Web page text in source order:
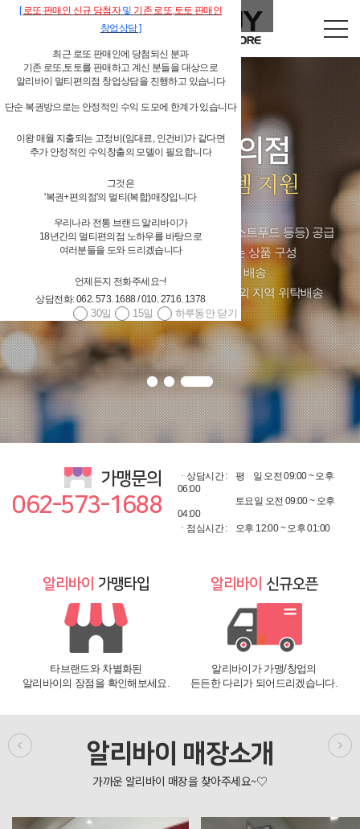
독립형 개인 편의점
알리바이 물류시스템 지원
4,000여 편의점상품(상온상품,저온상품,페스트푸드 등등) 공급
대기업 편의점체인과 경쟁할 수 있는 상품 구성
당일발주 → 당일배송 / 주 6회 배송
광주광역시/전남 알리바이 직접 배송, 그 외 지역 위탁배송
가맹문의
062-573-1688
ㆍ상담시간 : 평
일 오전 09:00 ~ 오후
06:00
토요일 오전 09:00 ~ 오후
04:00
ㆍ점심시간 :
오후 12:00 ~ 오후 01:00
알리바이 가맹타입
타브랜드와 차별화된
알리바이의 장점을 확인해보세요.
알리바이 신규오픈
알리바이가 가맹/창업의
든든한 다리가 되어드리겠습니다.
알리바이 매장소개
[로또 판매인 신규 당첨자및 기존 로또,토토 판매인
창업상담]
최근 로또 판매인에 당첨되신 분과
기존 로또,토토를 판매하고 계신 분들을 대상으로
알리바이 멀티편의점 창업상담을 진행하고 있습니다
단순 복권방으로는 안정적인 수익 도모에 한계가 있습니다
이왕 매월 지출되는 고정비(임대료, 인건비)가 같다면
추가 안정적인 수익창출의 모델이 필요합니다
그것은
'복권+편의점'의 멀티(복합)매장입니다
우리나라 전통 브랜드 알리바이가
18년간의 멀티편의점 노하우를 바탕으로
여러분들을 도와 드리겠습니다
언제든지 전화주세요~!
상담전화: 062. 573. 1688 / 010. 2716. 1378
하루동안 닫기
15일
30일